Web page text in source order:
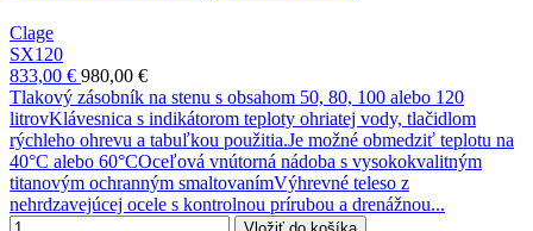
Clage
SX120
833,00 € 980,00 €
Tlakový zásobník na stenu s obsahom 50, 80, 100 alebo 120
litrovKlávesnica s indikátorom teploty ohriatej vody, tlačidlom
rýchleho ohrevu a tabuľkou použitia.Je možné obmedziť teplotu na
40°C alebo 60°COceľová vnútorná nádoba s vysokokvalitným
titanovým ochranným smaltovanímVýhrevné teleso z
nehrdzavejúcej ocele s kontrolnou prírubou a drenážnou...